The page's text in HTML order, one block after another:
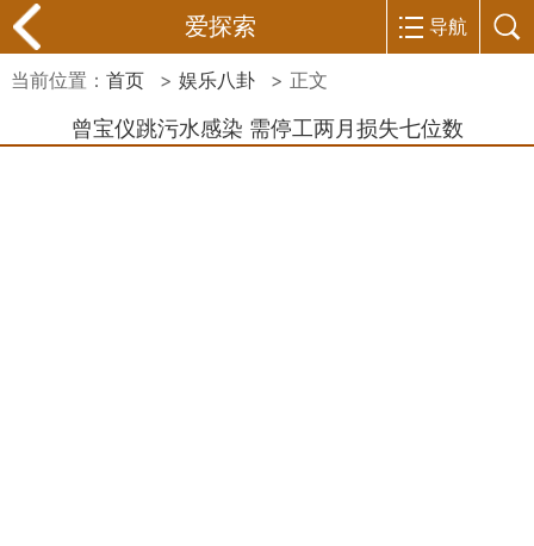
爱探索 导航
当前位置： 首页 > 娱乐八卦 > 正文
曾宝仪跳污水感染 需停工两月损失七位数